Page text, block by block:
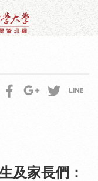
及家長們：